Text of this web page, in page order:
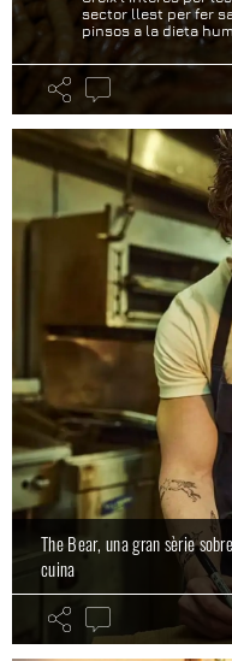
sector llest per fer
pinsos a la dieta
The Bear, una gran sèrie
cuina